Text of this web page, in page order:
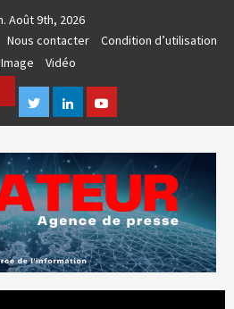
Août 9th, 2026
Nous contacter
Condition d’utilisation
Image
Vidéo
Facebook
TwitterLinkedinYoutube